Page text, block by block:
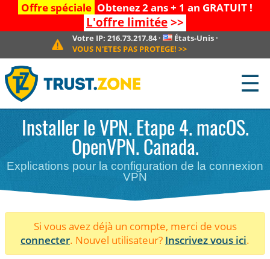
Offre spéciale Obtenez 2 ans + 1 an GRATUIT !
L'offre limitée>>
Votre IP:216.73.217.84· États-Unis·
VOUS N'ETES PAS PROTEGE! >>
☰
Installer le VPN. Etape 4. macOS.
OpenVPN. Canada.
Explications pour la configuration de la connexion
VPN
Si vous avez déjà un compte, merci de vous
connecter. Nouvel utilisateur? Inscrivez vous ici.